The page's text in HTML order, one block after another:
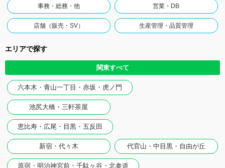
事務・総務・他 営業・DB
店舗（販売・SV） 生産管理・品質管理
エリアで探す
関東すべて
六本木・青山一丁目・赤坂・虎ノ門
池尻大橋・三軒茶屋
恵比寿・広尾・目黒・五反田
新宿・代々木 代官山・中目黒・自由が丘
原宿・明治神宮前・千駄ヶ谷・北参道